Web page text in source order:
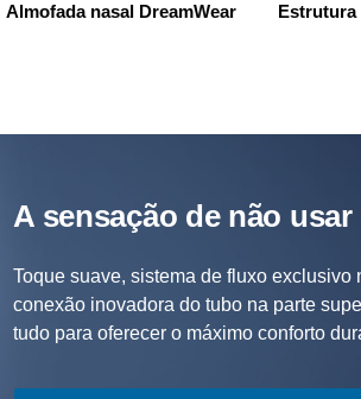
Almofada nasal DreamWear Estrutura
A sensação de não usar
Toque suave, sistema de fluxo exclusivo
conexão inovadora do tubo na parte
tudo para oferecer o máximo conforto